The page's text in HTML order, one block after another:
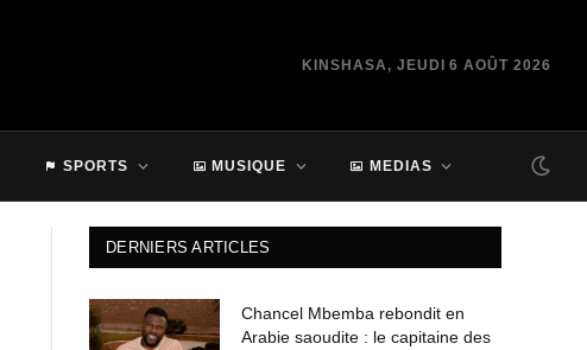
KINSHASA, JEUDI 6 AOÛT 2026
SPORTS MUSIQUE MEDIAS
DERNIERS ARTICLES
Chancel Mbemba rebondit en
Arabie saoudite : le capitaine des